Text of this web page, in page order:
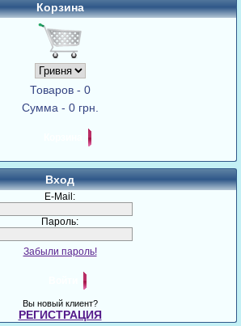
Корзина
Товаров - 0
Сумма - 0 грн.
Вход
E-Mail:
Пароль:
Забыли пароль!
Вы новый клиент?
РЕГИСТРАЦИЯ